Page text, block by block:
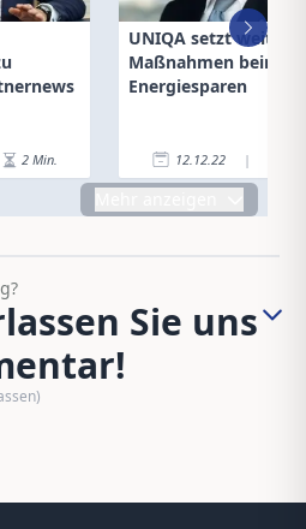
2 Min.
UNIQA setzt weitere
Maßnahmen beim
Energiesparen
12.12.22 |
Sie uns